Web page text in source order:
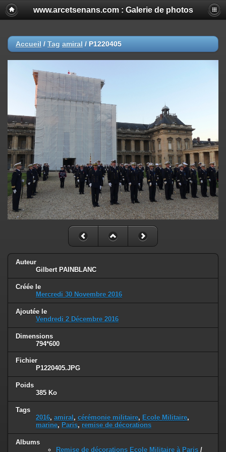
www.arcetsenans.com : Galerie de photos
Accueil / Tag amiral / P1220405
Auteur
Gilbert PAINBLANC
Créée le
Mercredi 30 Novembre 2016
Ajoutée le
Vendredi 2 Décembre 2016
Dimensions
794*600
Fichier
P1220405.JPG
Poids
385 Ko
Tags
2016, amiral , cérémonie militaire, Ecole Militaire,
marine, Paris, remise de décorations
Albums
Remise de décorations Ecole Militaire à Paris /